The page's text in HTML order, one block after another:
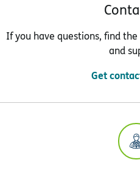
If you have questions, find
and
Get